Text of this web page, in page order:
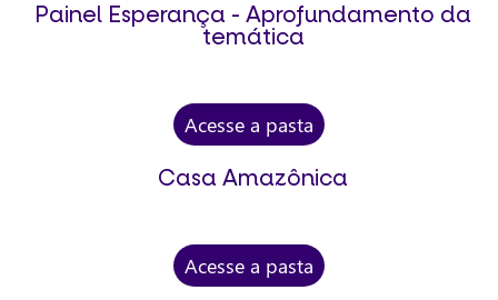
Painel Esperança - Aprofundamento da
temática
Acesse a pasta
Casa Amazônica
Acesse a pasta